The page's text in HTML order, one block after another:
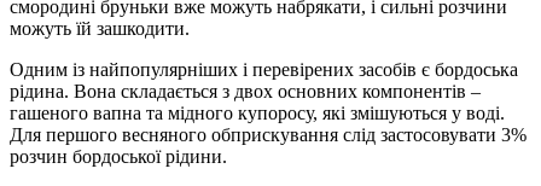
смородині бруньки вже можуть набрякати, і сильні розчини
можуть їй зашкодити.
Одним із найпопулярніших і перевірених засобів є бордоська
рідина. Вона складається з двох основних компонентів –
гашеного вапна та мідного купоросу, які змішуються у воді.
Для першого весняного обприскування слід застосовувати 3%
розчин бордоської рідини.